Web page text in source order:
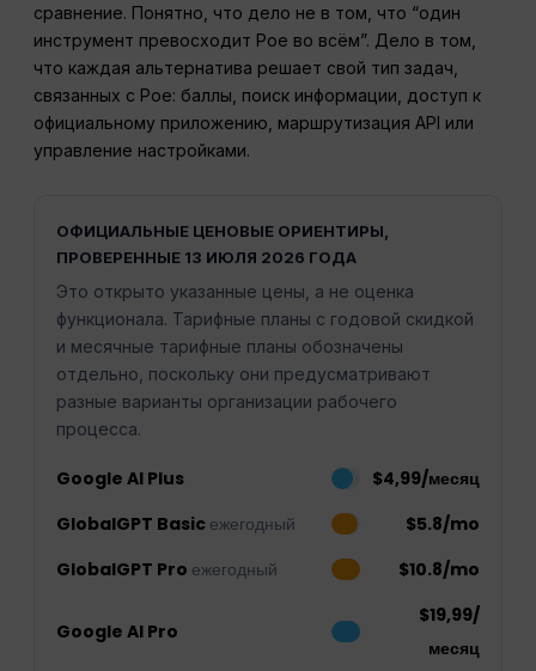
сравнение. Понятно, что дело не в том, что “один
инструмент превосходит Poe во всём”. Дело в том,
что каждая альтернатива решает свой тип задач,
связанных с Poe: баллы, поиск информации, доступ к
официальному приложению, маршрутизация API или
управление настройками.
ОФИЦИАЛЬНЫЕ ЦЕНОВЫЕ ОРИЕНТИРЫ,
ПРОВЕРЕННЫЕ 13 ИЮЛЯ 2026 ГОДА
Это открыто указанные цены, а не оценка
функционала. Тарифные планы с годовой скидкой
и месячные тарифные планы обозначены
отдельно, поскольку они предусматривают
разные варианты организации рабочего
процесса.
Google AI Plus
$4,99/месяц
GlobalGPT Basic ежегодный
$5.8/mo
GlobalGPT Pro ежегодный $10.8/mo
Google AI Pro
$19,99/
месяц